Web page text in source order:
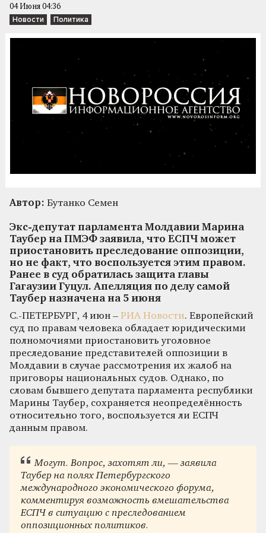
04 Июня 04:36
Новости Политика
Автор: Бутанко Семен
Экс-депутат парламента Молдавии Марина
Таубер на ПМЭФ заявила, что ЕСПЧ может
приостановить преследование оппозиции,
но не факт, что воспользуется этим правом.
Ранее в суд обратилась защита главы
Гагаузии Гуцул. Апелляция по делу самой
Таубер назначена на 5 июня
С.-ПЕТЕРБУРГ, 4 июн – РИА Новости. Европейский
суд по правам человека обладает юридическими
полномочиями приостановить уголовное
преследование представителей оппозиции в
Молдавии в случае рассмотрения их жалоб на
приговоры национальных судов. Однако, по
словам бывшего депутата парламента республики
Марины Таубер, сохраняется неопределённость
относительно того, воспользуется ли ЕСПЧ
данным правом.
Могут. Вопрос, захотят ли, — заявила
Таубер на полях Петербургского
международного экономического форума,
комментируя возможность вмешательства
ЕСПЧ в ситуацию с преследованием
оппозиционных политиков.